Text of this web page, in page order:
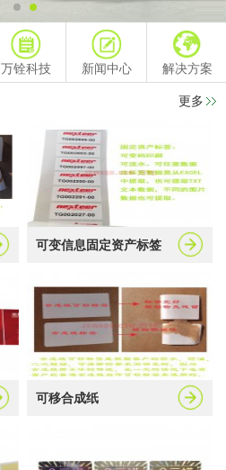
万铨科技 新闻中心 解决方案
更多
可变信息固定资产标签
可移合成纸